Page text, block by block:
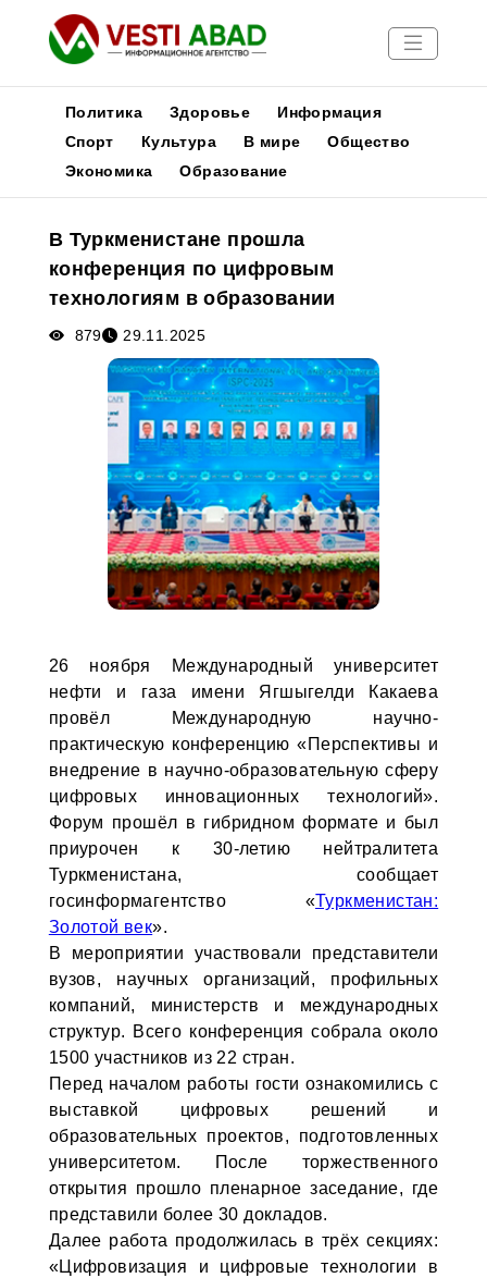
Новости
Медиа
Афиша
Политика Здоровье
Информация
Спорт
Культура В мире
Общество
Экономика
Образование
В Туркменистане прошла
конференция по цифровым
технологиям в образовании
879 29.11.2025
26 ноября Международный университет
нефти и газа имени Ягшыгелди Какаева
провёл Международную научно-
практическую конференцию «Перспективы и
внедрение в научно-образовательную сферу
цифровых инновационных технологий».
Форум прошёл в гибридном формате и был
приурочен к 30-летию нейтралитета
Туркменистана, сообщает
госинформагентство «Туркменистан:
Золотой век».
В мероприятии участвовали представители
вузов, научных организаций, профильных
компаний, министерств и международных
структур. Всего конференция собрала около
1500 участников из 22 стран.
Перед началом работы гости ознакомились с
выставкой цифровых решений и
образовательных проектов, подготовленных
университетом. После торжественного
открытия прошло пленарное заседание, где
представили более 30 докладов.
Далее работа продолжилась в трёх секциях:
«Цифровизация и цифровые технологии в